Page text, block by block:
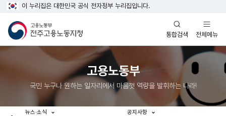
이 누리집은 대한민국 공식 전자정부 누리집입니다.
통합검색
열기
전체메뉴
열기
고용노동부
국민 누구나 원하는 일자리에서 마음껏 역량을 발휘하는 나라!
뉴스·소식 공지사항